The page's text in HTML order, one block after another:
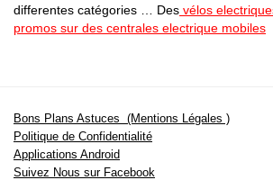
differentes catégories … Des vélos
promos sur des centrales electrique mobiles
Bons Plans Astuces (Mentions Légales )
Politique de Confidentialité
Applications Android
Suivez Nous sur Facebook